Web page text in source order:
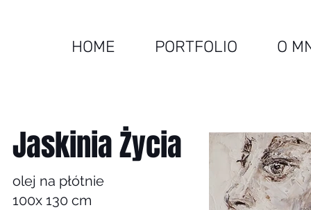
HOME PORTFOLIO O
Jaskinia Życia
olej na płótnie
100x 130 cm